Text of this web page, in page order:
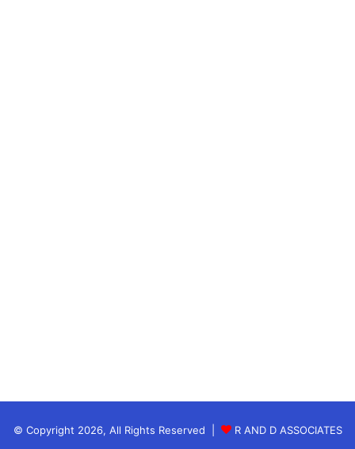
© Copyright 2026, All Rights Reserved |
R AND D ASSOCIATES